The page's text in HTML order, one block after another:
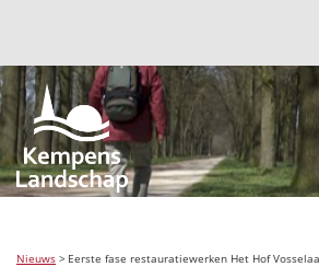
Nieuws > Eerste fase restauratiewerken Het Hof